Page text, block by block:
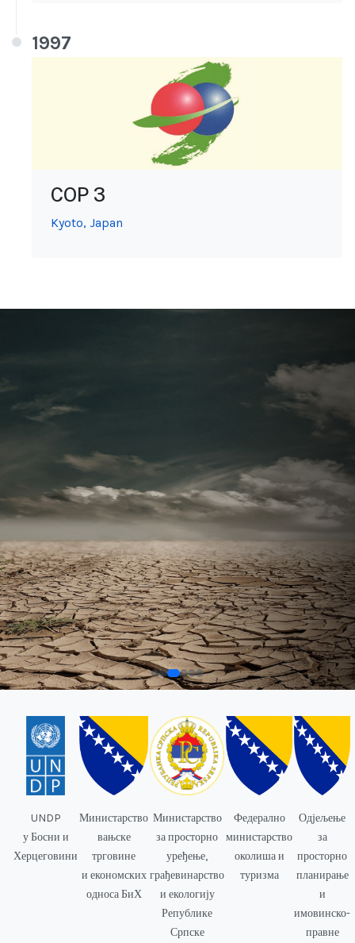
1997
COP 3
Kyoto, Japan
UNDP
у Босни и
Херцеговини
Министарство
вањске
трговине
и економских
односа БиХ
Министарство
за просторно
уређење,
грађевинарство
и екологију
Републике
Српске
Федерално
министарство
околиша и
туризма
Одјељење
за
просторно
планирање
и
имовинско-
правне